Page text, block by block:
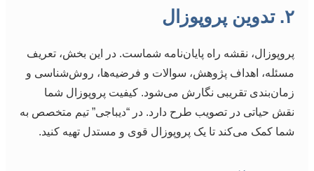
۲. تدوین پروپوزال
پروپوزال، نقشه راه پایان‌نامه شماست. در این بخش، تعریف
مسئله، اهداف پژوهش، سوالات و فرضیه‌ها، روش‌شناسی و
زمان‌بندی تقریبی نگارش می‌شود. کیفیت پروپوزال شما
نقش حیاتی در تصویب طرح دارد. در “دیباجی” تیم متخصص به
شما کمک می‌کند تا یک پروپوزال قوی و مستدل تهیه کنید.